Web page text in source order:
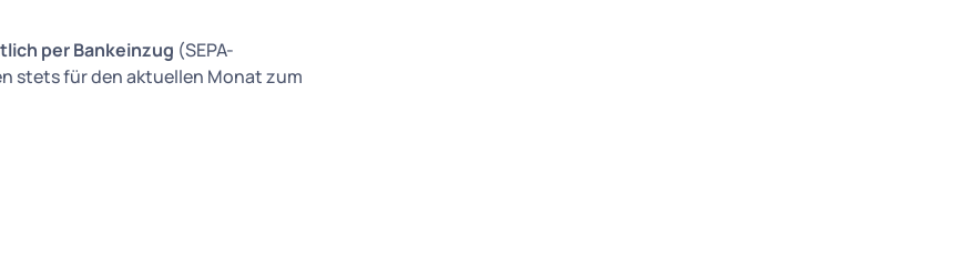
per Bankeinzug (SEPA-
stets für den aktuellen Monat zum